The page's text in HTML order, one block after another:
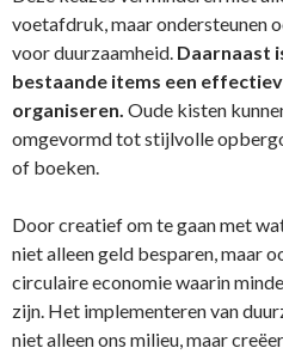
voetafdruk, maar ondersteunen
voor duurzaamheid. Daarnaast
bestaande items een
organiseren. Oude kisten
omgevormd tot stijlvolle
of boeken.
Door creatief om te gaan met
niet alleen geld besparen, maar
circulaire economie waarin
zijn. Het implementeren van
niet alleen ons milieu, maar